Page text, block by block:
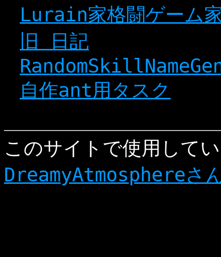
Lurain家格闘ゲーム
旧 日記
自作ant用タスク
このサイトで使用して
DreamyAtmosphereさ